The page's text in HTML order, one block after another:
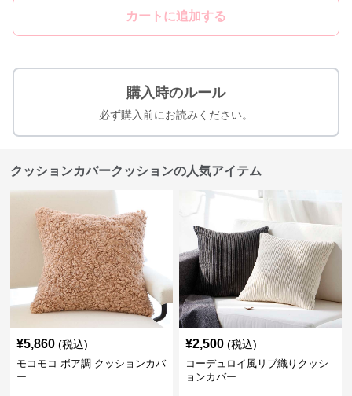
カートに追加する
購入時のルール
必ず購入前にお読みください。
クッションカバークッションの人気アイテム
¥5,860 (税込)
モコモコ ボア調 クッションカバ
ー
¥2,500 (税込)
コーデュロイ風リブ織りクッシ
ョンカバー